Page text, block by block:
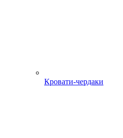
Кровати-чердаки